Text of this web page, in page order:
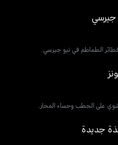
الطماطم في نيو جيرسي.
على الحطب وحساء المحار.